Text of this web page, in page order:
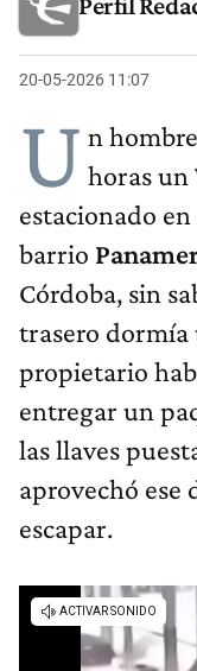
20-05-2026 11:07
U n
horas un
estacionado en
barrio
Córdoba, sin
trasero dormía
propietario
entregar un
las llaves
aprovechó ese
escapar.